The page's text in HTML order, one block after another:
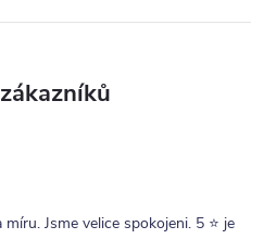
Jsme velice spokojeni. 5 ⭐ je